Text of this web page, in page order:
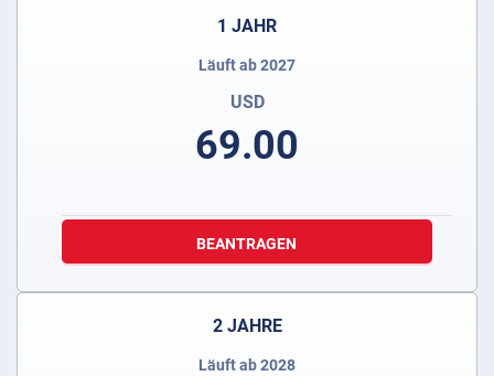
1 JAHR
Läuft ab 2027
USD
69.00
BEANTRAGEN
2 JAHRE
Läuft ab 2028